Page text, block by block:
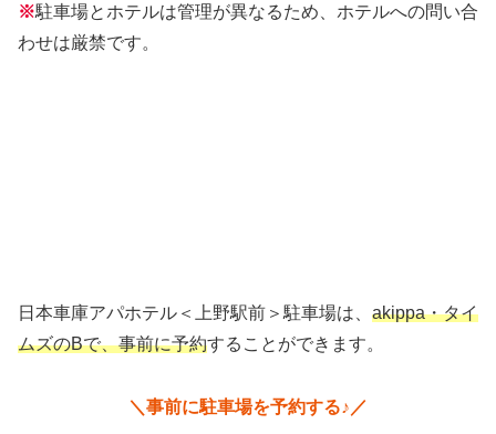
※駐車場とホテルは管理が異なるため、ホテルへの問い合
わせは厳禁です。
日本車庫アパホテル＜上野駅前＞駐車場は、 akippa・タイ
ムズのBで、事前に予約することができます。
＼事前に駐車場を予約する♪／